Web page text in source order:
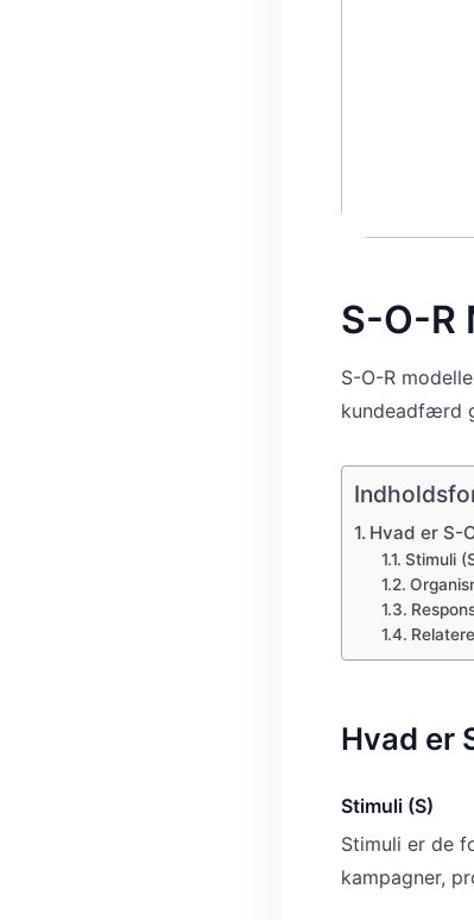
S-O-R
S-O-R
kundeadfærd
Hvad er S-
Stimuli
Hvad er
Stimuli (S)
Stimuli er de
kampagner,